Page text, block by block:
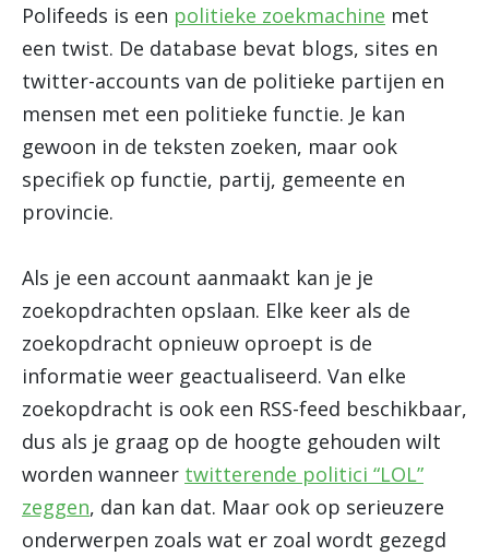
Polifeeds is een politieke zoekmachine met
een twist. De database bevat blogs, sites en
twitter-accounts van de politieke partijen en
mensen met een politieke functie. Je kan
gewoon in de teksten zoeken, maar ook
specifiek op functie, partij, gemeente en
provincie.
Als je een account aanmaakt kan je je
zoekopdrachten opslaan. Elke keer als de
zoekopdracht opnieuw oproept is de
informatie weer geactualiseerd. Van elke
zoekopdracht is ook een RSS-feed beschikbaar,
dus als je graag op de hoogte gehouden wilt
worden wanneer twitterende politici “LOL”
zeggen, dan kan dat. Maar ook op serieuzere
onderwerpen zoals wat er zoal wordt gezegd